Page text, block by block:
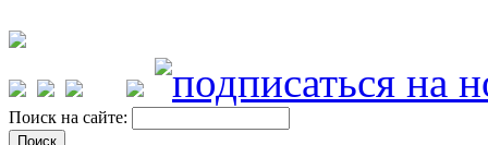
Поиск на сайте: